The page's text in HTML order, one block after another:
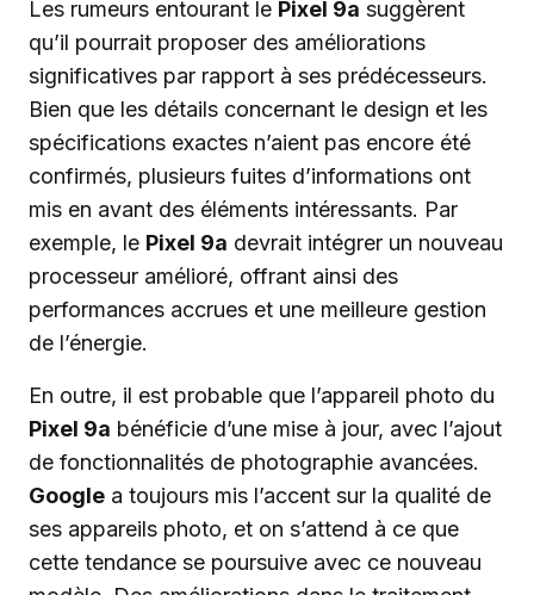
Les rumeurs entourant le Pixel 9a suggèrent
qu’il pourrait proposer des améliorations
significatives par rapport à ses prédécesseurs.
Bien que les détails concernant le design et les
spécifications exactes n’aient pas encore été
confirmés, plusieurs fuites d’informations ont
mis en avant des éléments intéressants. Par
exemple, le Pixel 9a devrait intégrer un nouveau
processeur amélioré, offrant ainsi des
performances accrues et une meilleure gestion
de l’énergie.
En outre, il est probable que l’appareil photo du
Pixel 9a bénéficie d’une mise à jour, avec l’ajout
de fonctionnalités de photographie avancées.
Google a toujours mis l’accent sur la qualité de
ses appareils photo, et on s’attend à ce que
cette tendance se poursuive avec ce nouveau